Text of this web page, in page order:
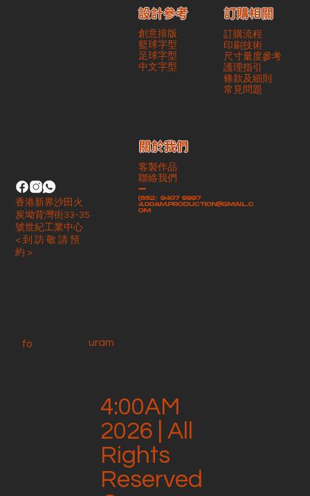
4:00AM
2026 | All
Rights
Reserved
創意排版
籃球字型
足球字型
​中文字型
設計參考
訂購流程
印刷技術
尺寸量度參考
護理指引
條款及細則
​常見問題
訂購相關
客製作品
聯絡我們
-
(852）9407 9997
4.00am.production@gmail.c
om
​關於我們
香港新界沙田火
炭坳背灣街33-35
號世紀工業中心
< 到 訪 敬 請 預
約 >
fo uram